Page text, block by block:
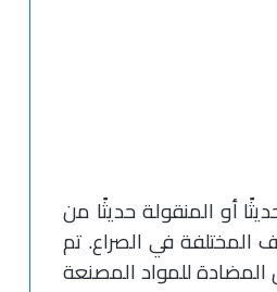
أو المنقولة حديثًا من
في الصراع. تم
المضادة للمواد المصنعة